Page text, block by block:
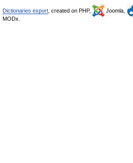
Dictionaries export , created on PHP, Joomla,
MODx.